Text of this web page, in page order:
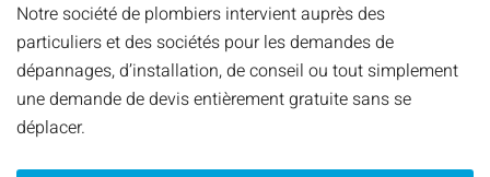
Notre société de plombiers intervient auprès des
particuliers et des sociétés pour les demandes de
dépannages, d’installation, de conseil ou tout simplement
une demande de devis entièrement gratuite sans se
déplacer.